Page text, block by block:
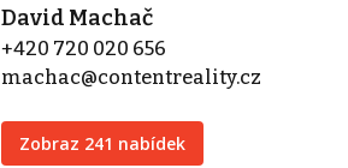
David Machač
+420 720 020 656
machac@contentreality.cz
Zobraz 241 nabídek